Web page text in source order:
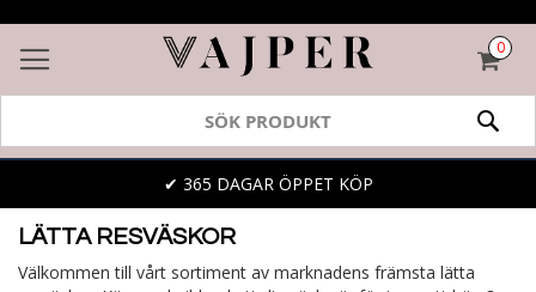
0
✔ 365 DAGAR ÖPPET KÖP
LÄTTA RESVÄSKOR
Välkommen till vårt sortiment av marknadens främsta lätta